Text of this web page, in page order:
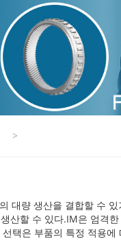
>
대량 생산을 결합할 수
산할 수 있다.IM은 엄격
택은 부품의 특정 적용에